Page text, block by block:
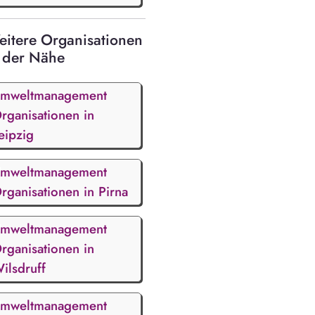
Organisationen
Nähe
in
in Pirna
in